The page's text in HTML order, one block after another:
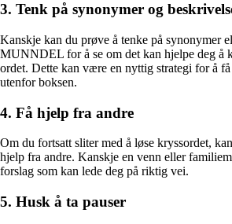
3. Tenk på synonymer og
Kanskje kan du prøve å tenke på synonymer
MUNNDEL for å se om det kan hjelpe deg å
ordet. Dette kan være en nyttig strategi for å
utenfor boksen.
4. Få hjelp fra andre
Om du fortsatt sliter med å løse kryssordet,
hjelp fra andre. Kanskje en venn eller
forslag som kan lede deg på riktig vei.
5. Husk å ta pauser